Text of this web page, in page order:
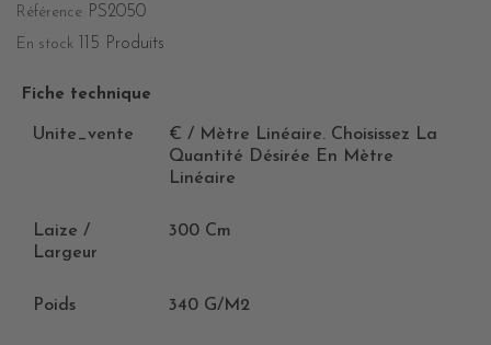
Référence PS2050
En stock 115 Produits
Fiche technique
Unite_vente
€ / Mètre Linéaire. Choisissez La
Quantité Désirée En Mètre
Linéaire
Laize /
Largeur
300 Cm
Poids 340 G/m2